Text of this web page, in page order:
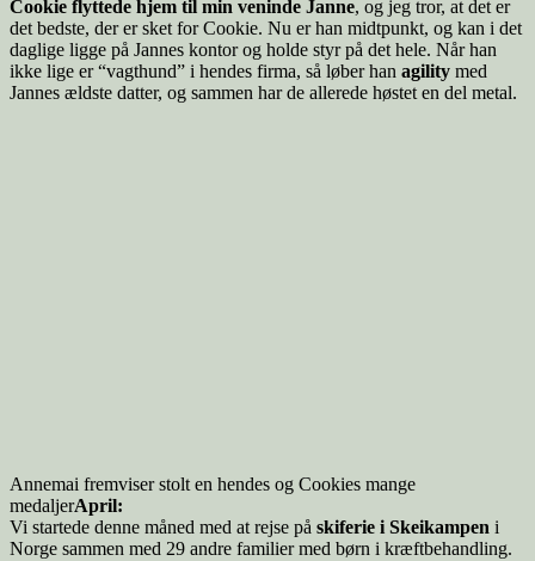
Cookie flyttede hjem til min veninde Janne, og jeg tror, at det er
det bedste, der er sket for Cookie. Nu er han midtpunkt, og kan i det
daglige ligge på Jannes kontor og holde styr på det hele. Når han
ikke lige er “vagthund” i hendes firma, så løber han agility med
Jannes ældste datter, og sammen har de allerede høstet en del metal.
Annemai fremviser stolt en hendes og Cookies mange
medaljerApril:
Vi startede denne måned med at rejse på skiferie i Skeikampen i
Norge sammen med 29 andre familier med børn i kræftbehandling.